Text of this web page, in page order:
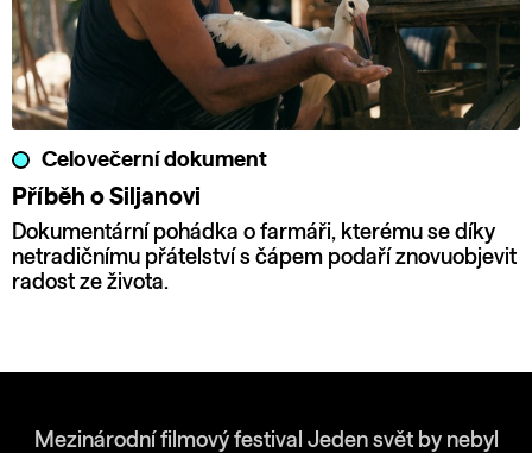
Celovečerní dokument
Příběh o Siljanovi
Dokumentární pohádka o farmáři, kterému se díky
netradičnímu přátelství s čápem podaří znovuobjevit
radost ze života.
Mezinárodní filmový festival Jeden svět by nebyl